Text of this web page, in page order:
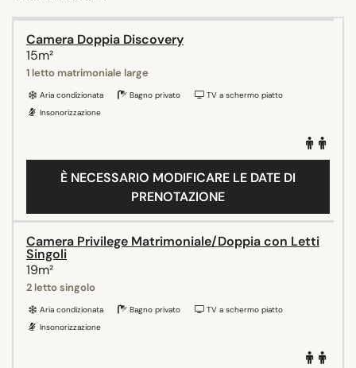
Camera Doppia Discovery
15m²
1 letto matrimoniale large
Aria condizionata Bagno privato
TV a schermo piatto
Insonorizzazione
È NECESSARIO MODIFICARE LE DATE DI
PRENOTAZIONE
Camera Privilege Matrimoniale/Doppia con Letti
Singoli
19m²
2 letto singolo
Aria condizionata Bagno privato
TV a schermo piatto
Insonorizzazione